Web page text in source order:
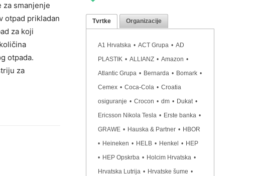
za smanjenje
otpad prikladan
za koji
otpada.
za
Tvrtke Organizacije
A1 Hrvatska • ACT Grupa • AD
PLASTIK • ALLIANZ • Amazon •
Atlantic Grupa • Bernarda • Bomark •
Cemex • Coca-Cola • Croatia
osiguranje • Crocon • dm • Dukat •
Ericsson Nikola Tesla • Erste banka •
GRAWE • Hauska & Partner • HBOR
• Heineken • HELB • Henkel • HEP
• HEP Opskrba • Holcim Hrvatska •
Hrvatska Lutrija • Hrvatske šume •